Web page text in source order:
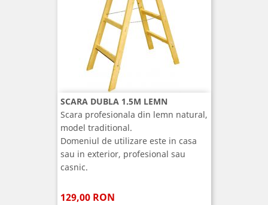
SCARA DUBLA 1.5M LEMN
Scara profesionala din lemn natural,
model traditional.
Domeniul de utilizare este in casa
sau in exterior, profesional sau
casnic.
129,00 RON